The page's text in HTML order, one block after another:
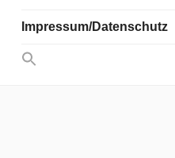
Impressum/Datenschutz
Search
for: